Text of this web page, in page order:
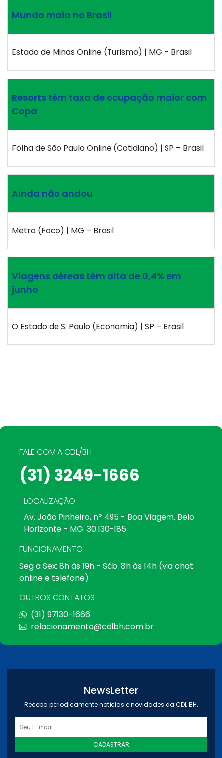
Mundo maia no Brasil
Estado de Minas Online (Turismo) | MG – Brasil
Resorts têm taxa de ocupação maior com
Copa
Folha de São Paulo Online (Cotidiano) | SP – Brasil
Ainda não andou
Metro (Foco) | MG – Brasil
Viagens aéreas têm alta de 0,4% em
junho
O Estado de S. Paulo (Economia) | SP – Brasil
FALE COM A CDL/BH
(31) 3249-1666
LOCALIZAÇÃO
Av. João Pinheiro, nº 495 - Boa Viagem. Belo
Horizonte - MG. 30.130-185
FUNCIONAMENTO
Seg a Sex: 8h às 19h - Sáb: 8h às 14h (via chat
online e telefone)
OUTROS CONTATOS
(31) 97130-1666
relacionamento@cdlbh.com.br
NewsLetter
Receba periodicamente notícias e novidades da CDL BH.
CADASTRAR